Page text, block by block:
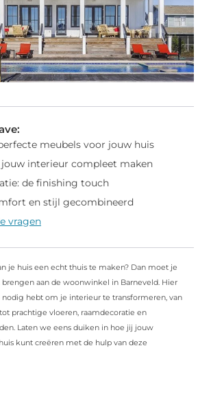
meubels voor jouw huis
jouw interieur compleet maken
de finishing touch
en stijl gecombineerd
vragen
je huis een echt thuis te maken? Dan moet je
aan de woonwinkel in Barneveld. Hier
nodig hebt om je interieur te transformeren, van
prachtige vloeren, raamdecoratie en
Laten we eens duiken in hoe jij jouw
kunt creëren met de hulp van deze